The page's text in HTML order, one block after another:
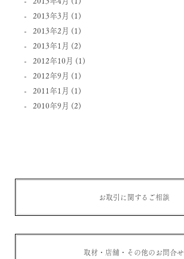
2013年3月 (1)
2013年2月 (1)
2013年1月 (2)
2012年10月 (1)
2012年9月 (1)
2011年1月 (1)
2010年9月 (2)
お取引に関するご相談
取材・店舗・その他のお問合せ